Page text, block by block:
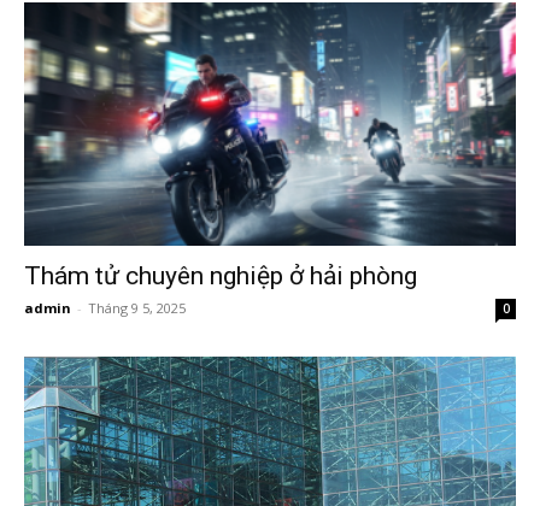
Hai
Phong,
thám
Giss
Thám tử chuyên nghiệp ở hải phòng
admin - Tháng 9 5, 2025 0